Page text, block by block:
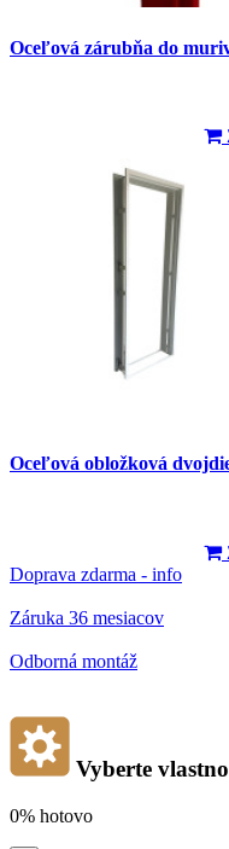
Oceľová zárubňa do
Oceľová obložková
Doprava zdarma - info
Záruka 36 mesiacov
Odborná montáž
Vyberte
0% hotovo